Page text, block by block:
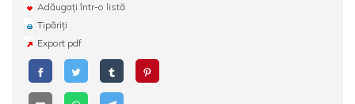
Adăugați într-o listă
Tipăriți
Export pdf